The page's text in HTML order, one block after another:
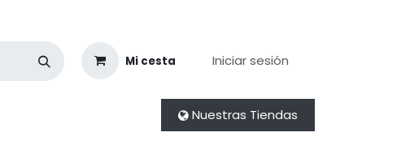
Mi cesta Iniciar sesión
Nuestras Tiendas